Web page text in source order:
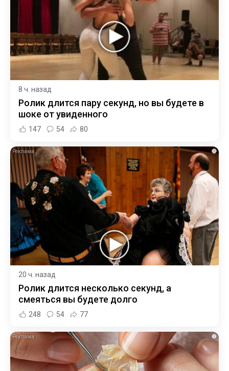
8 ч. назад
Ролик длится пару секунд, но вы будете в
шоке от увиденного
147 54 80
i
20 ч. назад
Ролик длится несколько секунд, а
смеяться вы будете долго
248 54 77
i